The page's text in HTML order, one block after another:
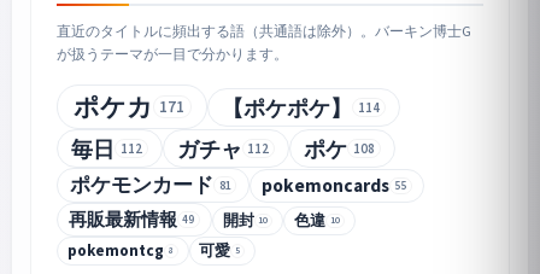
直近のタイトルに頻出する語（共通語は除外）。バーキン博士G
が扱うテーマが一目で分かります。
ポケカ 171 【ポケポケ】 114
毎日 112 ガチャ 112 ポケ 108
ポケモンカード 81 pokemoncards 55
再販最新情報 49 開封 10 色違 10
pokemontcg 8 可愛 5